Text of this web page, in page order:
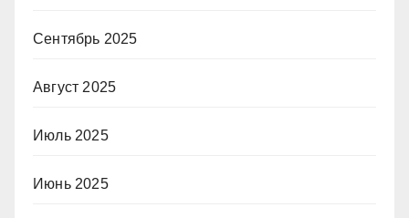
Сентябрь 2025
Август 2025
Июль 2025
Июнь 2025